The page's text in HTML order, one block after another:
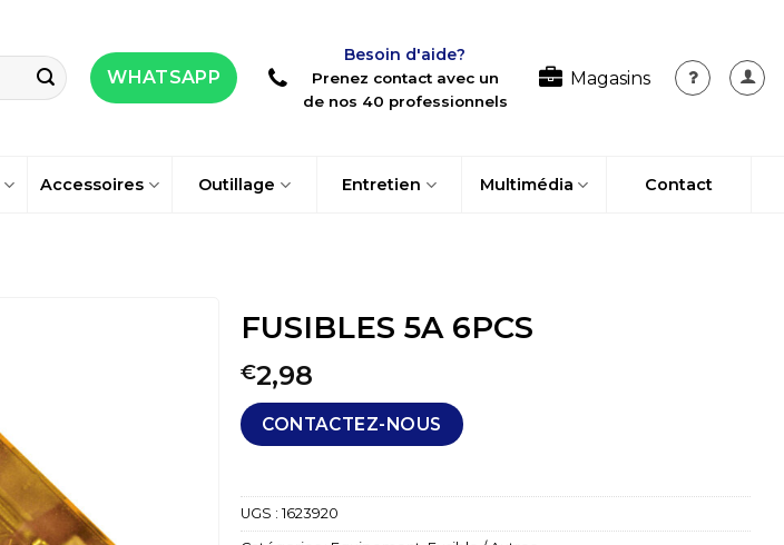
WHATSAPP
Besoin d'aide?
Prenez contact avec un
de nos 40 professionnels
Magasins
Accessoires Outillage Entretien Multimédia Contact
FUSIBLES 5A 6PCS
€2,98
CONTACTEZ-NOUS
UGS : 1623920